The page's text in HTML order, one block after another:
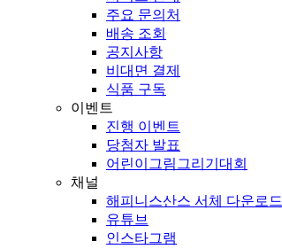
주요 문의처
배송 조회
공지사항
비대면 결제
식품 구독
이벤트
진행 이벤트
당첨자 발표
어린이그림그리기대회
채널
해피니스산스 서체 다운로드
유튜브
인스타그램